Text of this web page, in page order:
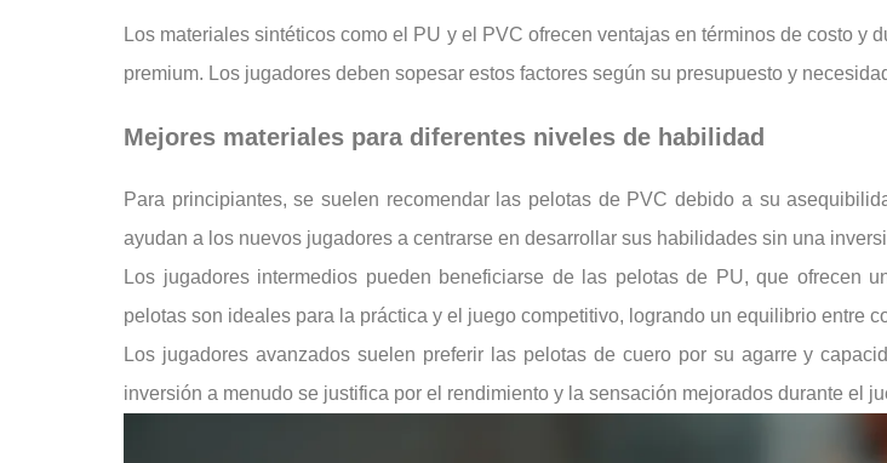
Los materiales sintéticos como el PU y el PVC ofrecen ventajas en términos de costo
premium. Los jugadores deben sopesar estos factores según su presupuesto y
Mejores materiales para diferentes niveles de habilidad
Para principiantes, se suelen recomendar las pelotas de PVC debido a su
ayudan a los nuevos jugadores a centrarse en desarrollar sus habilidades sin una
Los jugadores intermedios pueden beneficiarse de las pelotas de PU, que ofrecen
pelotas son ideales para la práctica y el juego competitivo, logrando un equilibrio entre
Los jugadores avanzados suelen preferir las pelotas de cuero por su agarre y
inversión a menudo se justifica por el rendimiento y la sensación mejorados durante el